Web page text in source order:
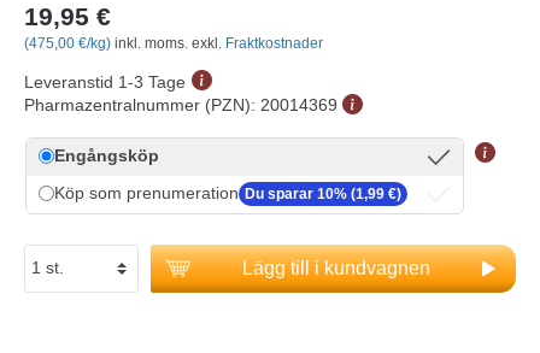
19,95 €
(475,00 €/kg) inkl. moms. exkl. Fraktkostnader
Leveranstid 1-3 Tage
Pharmazentralnummer (PZN): 20014369
Engångsköp
Köp som prenumeration Du sparar 10% (1,99 €)
Lägg till i kundvagnen